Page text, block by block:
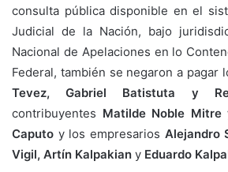
consulta pública disponible en el
Judicial de la Nación, bajo
Nacional de Apelaciones en lo
Federal, también se negaron a pagar
Tevez, Gabriel Batistuta y
contribuyentes Matilde Noble Mitre
Caputo y los empresarios Alejandro
Vigil, Artín Kalpakian y Eduardo